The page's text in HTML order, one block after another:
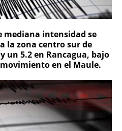
mediana intensidad se
la zona centro sur de
un 5.2 en Rancagua, bajo
en el Maule.